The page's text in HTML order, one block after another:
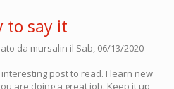
to say it
da mursalin il Sab, 06/13/2020 -
post to read. I learn new
are doing a great job. Keep it up